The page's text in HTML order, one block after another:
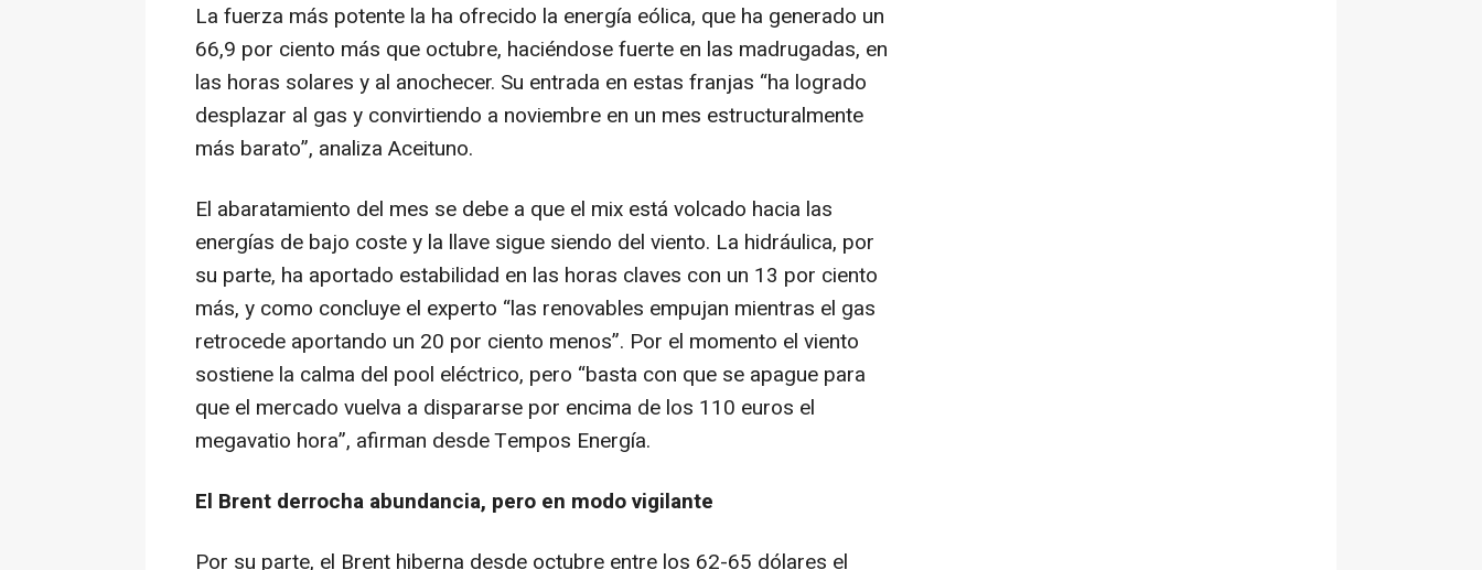
La fuerza más potente la ha ofrecido la energía eólica, que ha generado un
66,9 por ciento más que octubre, haciéndose fuerte en las madrugadas, en
las horas solares y al anochecer. Su entrada en estas franjas “ha logrado
desplazar al gas y convirtiendo a noviembre en un mes estructuralmente
más barato”, analiza Aceituno.
El abaratamiento del mes se debe a que el mix está volcado hacia las
energías de bajo coste y la llave sigue siendo del viento. La hidráulica, por
su parte, ha aportado estabilidad en las horas claves con un 13 por ciento
más, y como concluye el experto “las renovables empujan mientras el gas
retrocede aportando un 20 por ciento menos”. Por el momento el viento
sostiene la calma del pool eléctrico, pero “basta con que se apague para
que el mercado vuelva a dispararse por encima de los 110 euros el
megavatio hora”, afirman desde Tempos Energía.
El Brent derrocha abundancia, pero en modo vigilante
Por su parte, el Brent hiberna desde octubre entre los 62-65 dólares el